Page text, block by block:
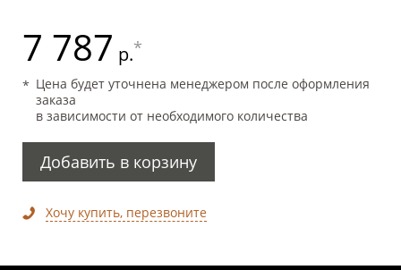
7 787 р.*
Цена будет уточнена менеджером после оформления
заказа
в зависимости от необходимого количества
Добавить в корзину
Хочу купить, перезвоните